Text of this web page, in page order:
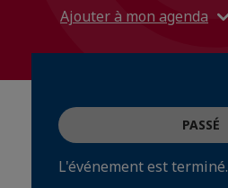
Ajouter à mon agenda
PASSÉ
L'événement est terminé.